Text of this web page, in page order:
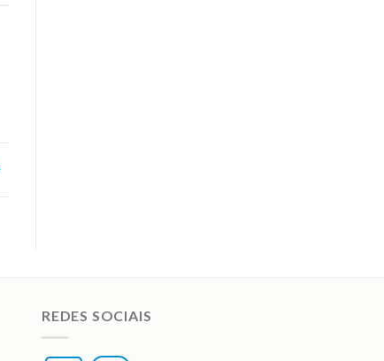
REDES SOCIAIS